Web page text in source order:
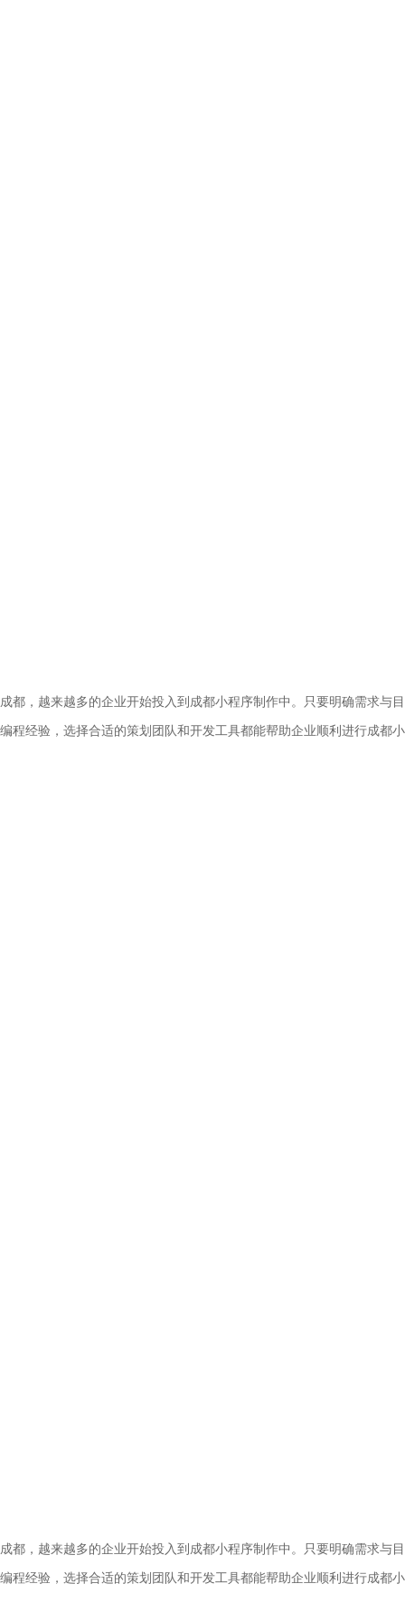
，越来越多的企业开始投入到成都小程序制作中。只要明确需求与目
程经验，选择合适的策划团队和开发工具都能帮助企业顺利进行成都小
，越来越多的企业开始投入到成都小程序制作中。只要明确需求与目
程经验，选择合适的策划团队和开发工具都能帮助企业顺利进行成都小